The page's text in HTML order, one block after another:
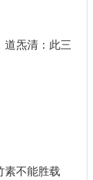
道炁清：此三
素不能胜载